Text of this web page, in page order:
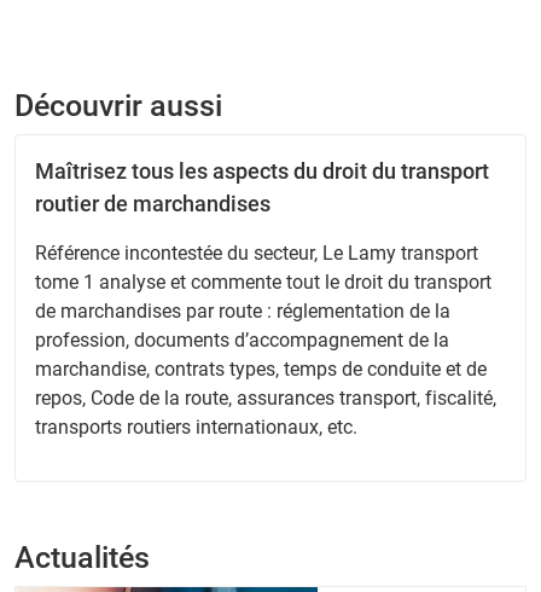
Découvrir aussi
Maîtrisez tous les aspects du droit du transport
routier de marchandises
Référence incontestée du secteur, Le Lamy transport
tome 1 analyse et commente tout le droit du transport
de marchandises par route : réglementation de la
profession, documents d’accompagnement de la
marchandise, contrats types, temps de conduite et de
repos, Code de la route, assurances transport, fiscalité,
transports routiers internationaux, etc.
Actualités